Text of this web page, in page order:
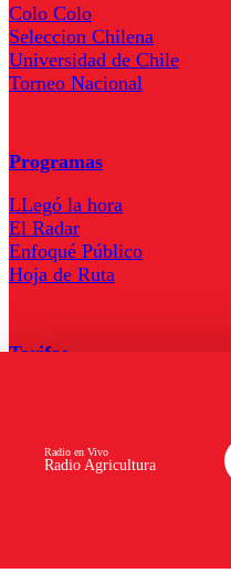
Radio Agricultura
Radio en Vivo
Colo Colo
Seleccion Chilena
Universidad de Chile
Torneo Nacional
Programas
LLegó la hora
El Radar
Enfoqué Público
Hoja de Ruta
Tarifas